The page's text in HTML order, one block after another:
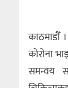
काठमाडौँ
कोरोना
समन्वय